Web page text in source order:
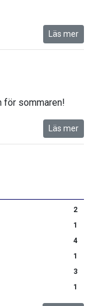
2
1
4
1
3
1
Läs mer
för sommaren!
Läs mer